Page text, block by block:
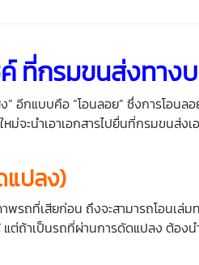
ที่กรมขนส่งทาง
กแบบคือ “โอนลอย” ซึ่งการโอนลอ
ม่จะนำเอาเอกสารไปยื่นที่กรมขนส่ง
แปลง)
รถที่เสียก่อน ถึงจะสามารถโอนเล่ม
ต่ถ้าเป็นรถที่ผ่านการดัดแปลง ต้อง